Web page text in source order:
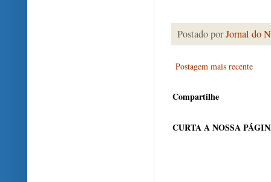
Postado porJornal do
Postagem mais recente
Compartilhe
CURTA A NOSSA